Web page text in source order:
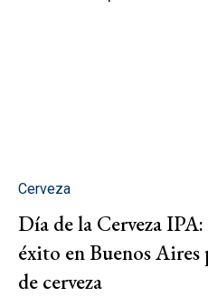
Cerveza
Día de la Cerveza
éxito en Buenos
de cerveza